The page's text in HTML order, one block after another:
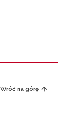
Wróć na górę